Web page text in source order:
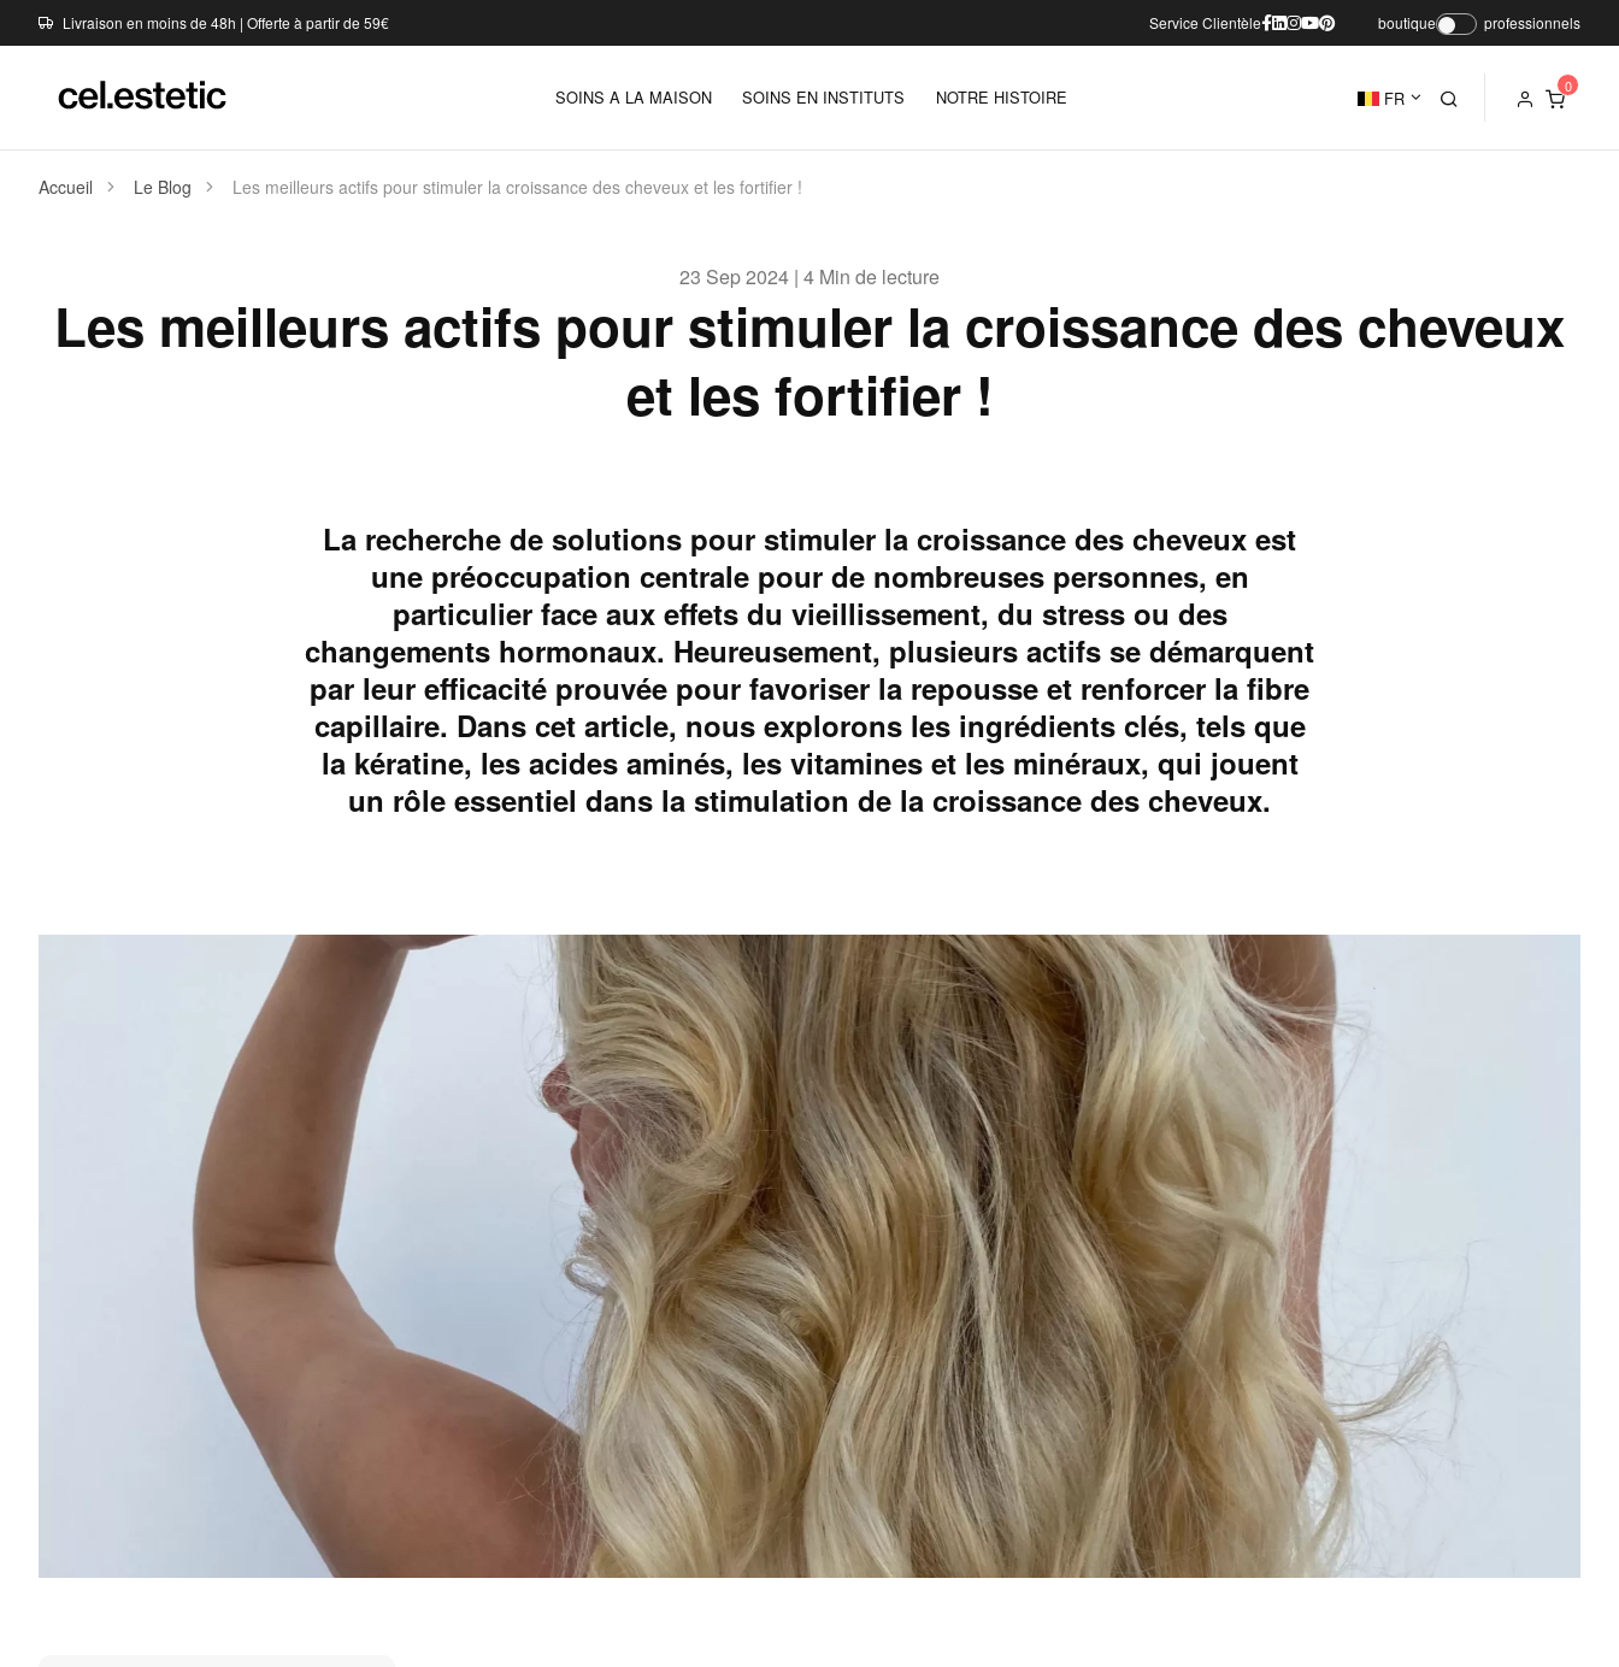
Livraison en moins de 48h | Offerte à partir de 59€ Service Clientèle boutique professionnels
SOINS A LA MAISON SOINS EN INSTITUTS NOTRE HISTOIRE FR
Accueil Le Blog Les meilleurs actifs pour stimuler la croissance des cheveux et les fortifier !
23 Sep 2024 | 4 Min de lecture
Les meilleurs actifs pour stimuler la croissance des cheveux
et les fortifier !
La recherche de solutions pour stimuler la croissance des cheveux est
une préoccupation centrale pour de nombreuses personnes, en
particulier face aux effets du vieillissement, du stress ou des
changements hormonaux. Heureusement, plusieurs actifs se démarquent
par leur efficacité prouvée pour favoriser la repousse et renforcer la fibre
capillaire. Dans cet article, nous explorons les ingrédients clés, tels que
la kératine, les acides aminés, les vitamines et les minéraux, qui jouent
un rôle essentiel dans la stimulation de la croissance des cheveux.